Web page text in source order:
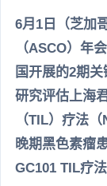
6月1日（芝加
（ASCO）年
国开展的2期
研究评估上海
（TIL）疗法
晚期黑色素瘤
GC101 TIL疗